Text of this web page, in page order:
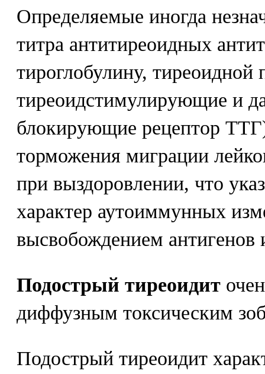
Определяемые иногда
титра антитиреоидных
тироглобулину, тиреоидной
тиреоидстимулирующие и
блокирующие рецептор
торможения миграции
при выздоровлении, что
характер аутоиммунных
высвобождением
Подострый тиреоидит
диффузным токсическим
Подострый тиреоидит